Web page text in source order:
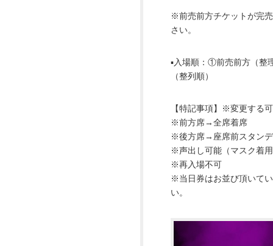
※前売前方チケットが完
さい。
▪︎入場順：①前売前方（
（整列順）
【特記事項】※変更する
※前方席→全席着席
※後方席→座席前スタン
※声出し可能（マスク着
※再入場不可
※当日券はお並び頂いて
い。